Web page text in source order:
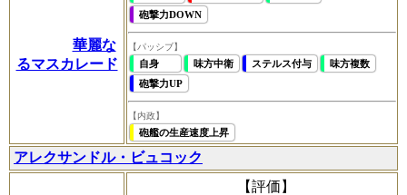
華麗な
るマスカレード
砲撃力DOWN
【パッシブ】
自身 味方中衛 ステルス付与
味方複数
砲撃力UP
【内政】
砲艦の生産速度上昇
アレクサンドル・ビュコック
【評価】